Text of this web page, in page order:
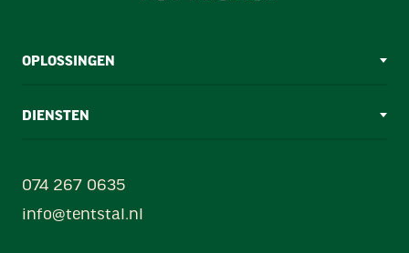
OPLOSSINGEN
DIENSTEN
074 267 0635
info@tentstal.nl